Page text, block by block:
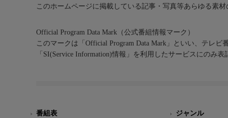
このホームページに掲載している記事・写真等あらゆる素材
Official Program Data Mark（公式番組情報マーク）
このマークは「Official Program Data Mark」といい、テレビ
「SI(Service Information)情報」を利用したサービスにのみ表
番組表
ジャンル